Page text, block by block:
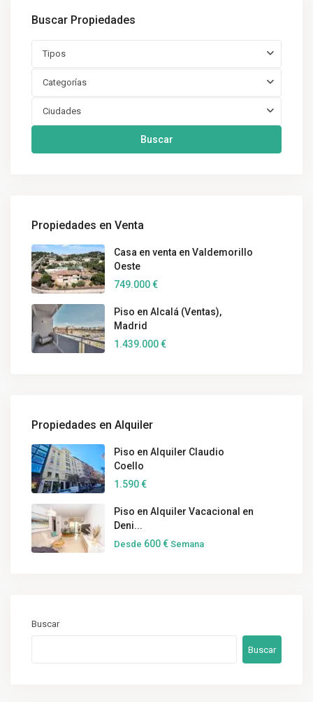
Buscar Propiedades
Tipos
Categorías
Ciudades
Buscar
Propiedades en Venta
Casa en venta en Valdemorillo
Oeste
749.000 €
Piso en Alcalá (Ventas),
Madrid
1.439.000 €
Propiedades en Alquiler
Piso en Alquiler Claudio
Coello
1.590 €
Piso en Alquiler Vacacional en
Deni...
Desde 600 € Semana
Buscar
Buscar